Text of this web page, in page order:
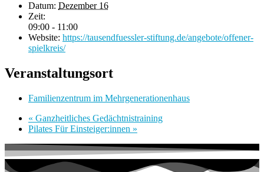
Datum: Dezember 16
Zeit:
09:00 - 11:00
Website: https://tausendfuessler-stiftung.de/angebote/offener-
spielkreis/
Veranstaltungsort
Familienzentrum im Mehrgenerationenhaus
« Ganzheitliches Gedächtnistraining
Pilates Für Einsteiger:innen »